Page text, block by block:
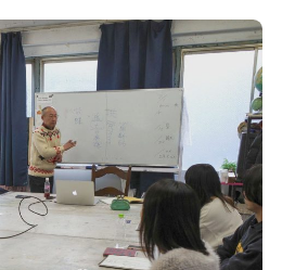
オープン講座・展覧会
ン講座・展覧会